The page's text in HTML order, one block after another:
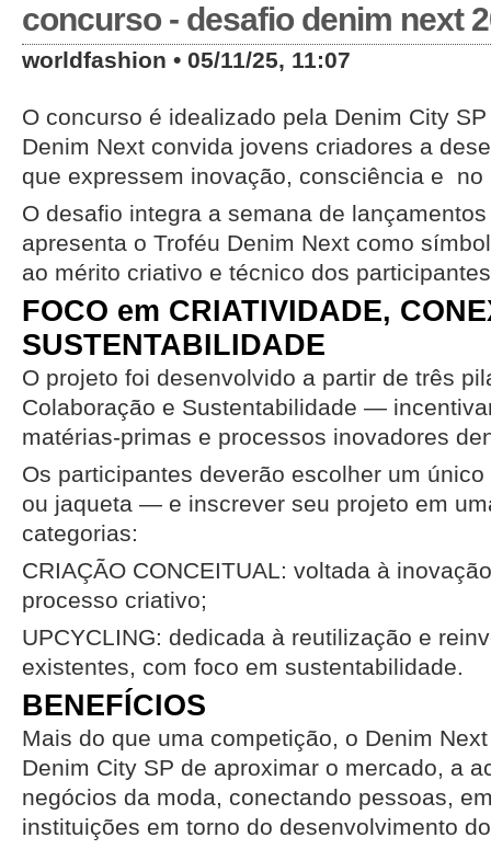
concurso - desafio denim next
worldfashion • 05/11/25, 11:07
O concurso é idealizado pela Denim City
Denim Next convida jovens criadores a
que expressem inovação, consciência e no
O desafio integra a semana de
apresenta o Troféu Denim Next como
ao mérito criativo e técnico dos
FOCO em CRIATIVIDADE,
SUSTENTABILIDADE
O projeto foi desenvolvido a partir de três
Colaboração e Sustentabilidade —
matérias-primas e processos inovadores
Os participantes deverão escolher um
ou jaqueta — e inscrever seu projeto em
categorias:
CRIAÇÃO CONCEITUAL: voltada à
processo criativo;
UPCYCLING: dedicada à reutilização e
existentes, com foco em sustentabilidade.
BENEFÍCIOS
Mais do que uma competição, o Denim
Denim City SP de aproximar o mercado, a
negócios da moda, conectando pessoas,
instituições em torno do desenvolvimento